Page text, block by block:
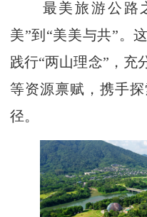
最美旅游公路之
美”到“美美与共”。
践行“两山理念”，充
等资源禀赋，携手
径。